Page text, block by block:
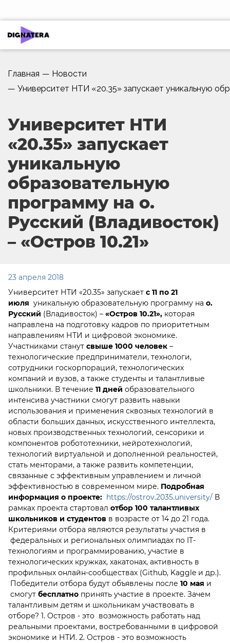
Главная — Новости
— Университет НТИ «20.35» запускает уникальную
Университет НТИ
«20.35» запускает
уникальную
образовательную
программу на о.
Русский (Владивосток)
– «Остров 10.21»
23 апреля 2018
Университет НТИ «20.35» запускает с 11 по 21
июля уникальную образовательную программу на о.
Русский (Владивосток) – «Остров 10.21», которая
направлена на подготовку кадров по приоритетным
направлениям НТИ и цифровой экономике.
Участниками станут свыше 1000 человек –
технологические предприниматели, технологи,
сотрудники госкорпораций, технологических
компаний и вузов, а также студенты и талантливые
школьники. В течение 11 дней образовательного
интенсива участники смогут развить навыки
использования и применения сквозных технологий в
области больших данных, искусственного интеллекта,
новых производственных технологий, сенсорики и
компонентов робототехники, нейротехнологий,
технологий виртуальной и дополненной реальностей,
стать менторами, а также развить компетенции,
связанные с эффективным управлением и личной
эффективностью в современном мире. Подробная
информация о проекте: https://ostrov.2035.university/ В
рамках проекта стартовал отбор 100 талантливых
школьников и студентов в возрасте от 14 до 21 года.
Критериями отбора являются результаты участия в
федеральных и региональных олимпиадах по IT-
технологиям и программированию, участие в
технологических кружках, хакатонах, активность в
профильных онлайн-сообществах (Github, Kaggle и др.).
Победители отбора будут объявлены после 10 мая и
смогут бесплатно принять участие в проекте. Зачем
талантливым детям и школьникам участвовать в
отборе? 1. Остров - это возможность работать над
реальными проектами, востребованными в цифровой
экономике и НТИ. 2. Остров - это возможность